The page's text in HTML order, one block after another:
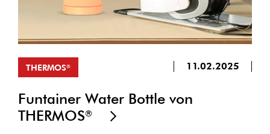
THERMOS® 11.02.2025
Funtainer Water Bottle von
THERMOS®